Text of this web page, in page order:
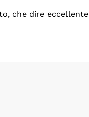
che dire eccellente